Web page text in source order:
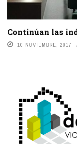
Continúan las
10 NOVIEMBRE, 2017